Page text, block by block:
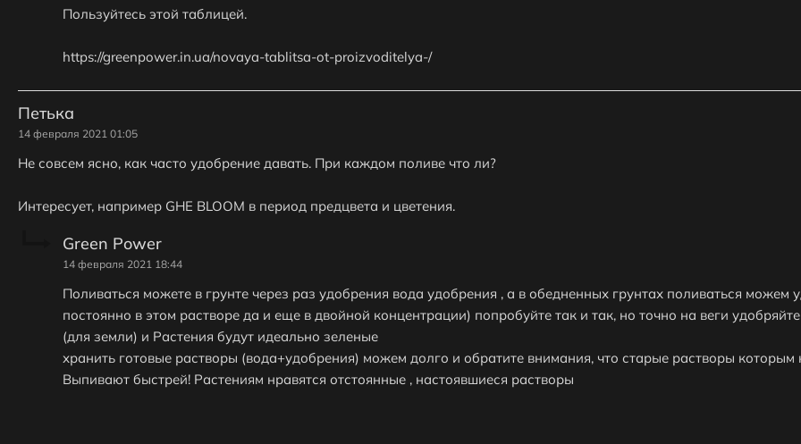
Пользуйтесь этой таблицей.
https://greenpower.in.ua/novaya-tablitsa-ot-proizvoditelya-/
Петька
14 февраля 2021 01:05
Не совсем ясно, как часто удобрение давать. При каждом поливе что ли?
Интересует, например GHE BLOOM в период предцвета и цветения.
Green Power
14 февраля 2021 18:44
Поливаться можете в грунте через раз удобрения вода удобрения , а в обедненных грунтах поливаться
постоянно в этом растворе да и еще в двойной концентрации) попробуйте так и так, но точно на веги
(для земли) и Растения будут идеально зеленые
хранить готовые растворы (вода+удобрения) можем долго и обратите внимания, что старые растворы которым
Выпивают быстрей! Растениям нравятся отстоянные , настоявшиеся растворы